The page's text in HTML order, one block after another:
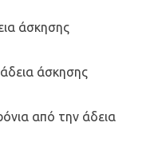
άσκησης
άσκησης
από την άδεια